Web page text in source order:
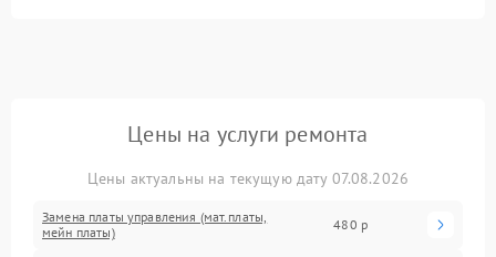
Цены на услуги ремонта
Цены актуальны на текущую дату 07.08.2026
Замена платы управления (мат.платы,
мейн платы)
480 р